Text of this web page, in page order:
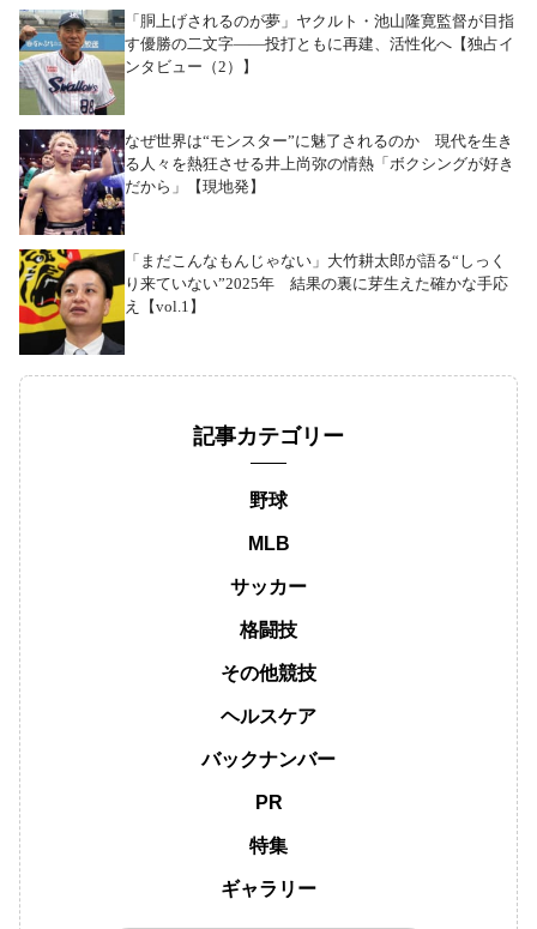
「胴上げされるのが夢」ヤクルト・池山隆寛監督が目指
す優勝の二文字――投打ともに再建、活性化へ【独占イ
ンタビュー（2）】
なぜ世界は“モンスター”に魅了されるのか 現代を生き
る人々を熱狂させる井上尚弥の情熱「ボクシングが好き
だから」【現地発】
「まだこんなもんじゃない」大竹耕太郎が語る“しっく
り来ていない”2025年 結果の裏に芽生えた確かな手応
え【vol.1】
記事カテゴリー
野球
MLB
サッカー
格闘技
その他競技
ヘルスケア
バックナンバー
PR
特集
ギャラリー